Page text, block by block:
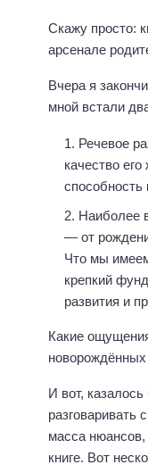
Скажу просто:
арсенале
Вчера я
мной встали
Речевое
качество
способность
Наиболее
— от
Что мы
крепкий
развития и
Какие
И вот,
разговаривать
масса
книге. Вот